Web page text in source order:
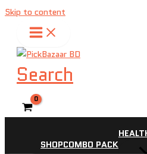
Skip to content
Search
SHOPCOMBO PACK